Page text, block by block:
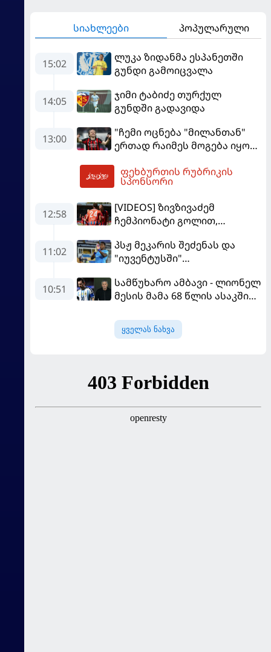
სიახლეები პოპულარული
15:02
ლუკა ზიდანმა ესპანეთში
გუნდი გამოიცვალა
14:05
ჯიმი ტაბიძე თურქულ
გუნდში გადავიდა
13:00
"ჩემი ოცნება "მილანთან"
ერთად რაიმეს მოგება იყო" -
თავის მისიაზე ისაუბრა
ფეხბურთის რუბრიკის
სპონსორი
12:58
[VIDEOS] ზივზივაძემ
ჩემპიონატი გოლით,
გამარჯვებით დაიწყო
11:02
პსჟ მეკარის შეძენას და
"იუვენტუსში"
10:51
სამწუხარო ამბავი - ლიონელ
მესის მამა 68 წლის ასაკში
ყველას ნახვა